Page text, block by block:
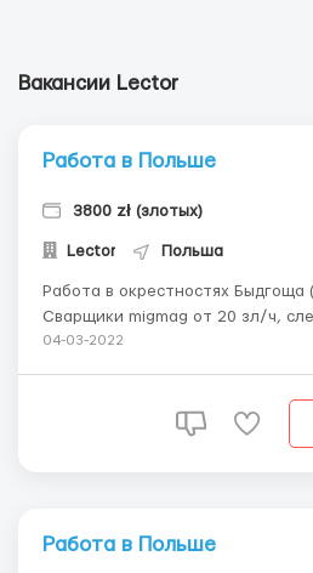
Вакансии Lector
Работа в Польше
3800 zł (злотых)
Lector Польша
Работа в окрестностях Быдгоща (Ковалево поморское)
Сварщики migmag от 20 зл/ч, слесари от 16 зл/,
механики -электрики от 18 зл/ч. Проживание
04-03-2022
Работа в Польше